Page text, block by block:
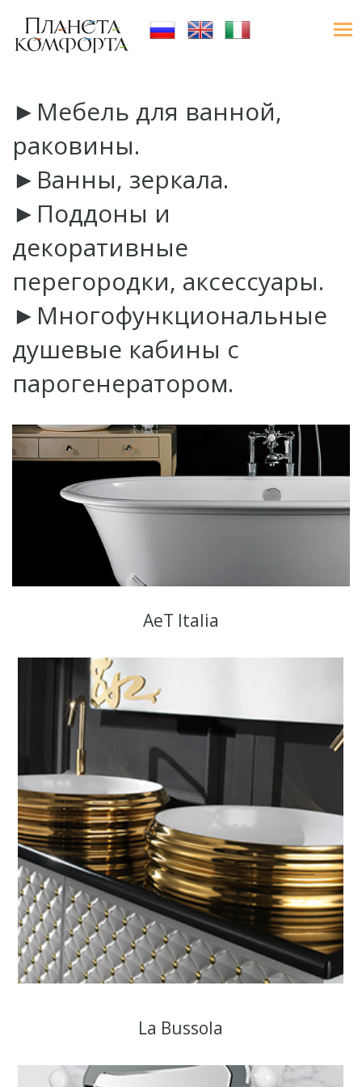
►Мебель для ванной,
раковины.
►Ванны, зеркала.
►Поддоны и
декоративные
перегородки, аксессуары.
►Многофункциональные
душевые кабины с
парогенератором.
AeT Italia
La Bussola